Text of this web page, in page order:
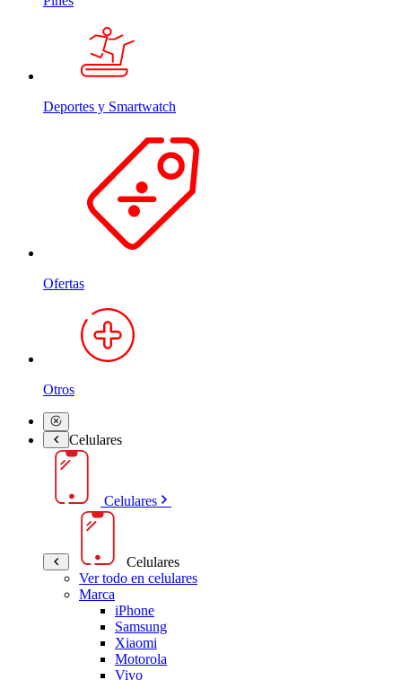
Deportes y Smartwatch
Ofertas
Otros
Celulares
Celulares
Celulares
Ver todo en celulares
Marca
iPhone
Samsung
Xiaomi
Motorola
Vivo